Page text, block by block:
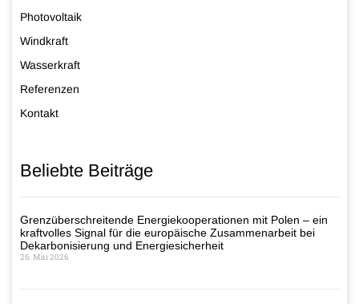
Photovoltaik
Windkraft
Wasserkraft
Referenzen
Kontakt
Beliebte Beiträge
Grenzüberschreitende Energiekooperationen mit Polen – ein
kraftvolles Signal für die europäische Zusammenarbeit bei
Dekarbonisierung und Energiesicherheit
26. Mai 2026